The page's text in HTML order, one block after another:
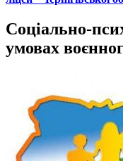
Соціально-
умовах